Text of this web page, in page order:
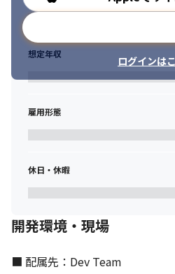
ログインは
想定年収
雇用形態
休日・休暇
開発環境・現場
■ 配属先：Dev Team